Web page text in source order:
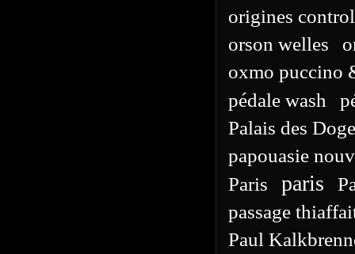
origines
orson welles
oxmo puccino
pédale wash
Palais des
papouasie
Paris
paris
passage
Paul